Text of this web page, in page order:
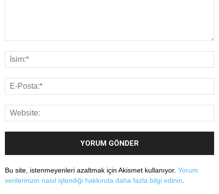
Bu site, istenmeyenleri azaltmak için Akismet kullanıyor. Yorum
verilerinizin nasıl işlendiği hakkında daha fazla bilgi edinin